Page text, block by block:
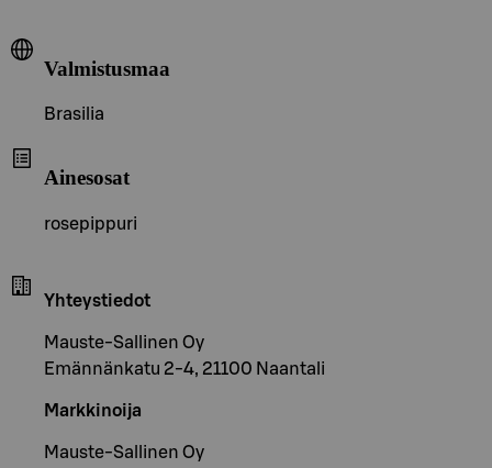
Valmistusmaa
Brasilia
Ainesosat
rosepippuri
Yhteystiedot
Mauste-Sallinen Oy
Emännänkatu 2-4, 21100 Naantali
Markkinoija
Mauste-Sallinen Oy